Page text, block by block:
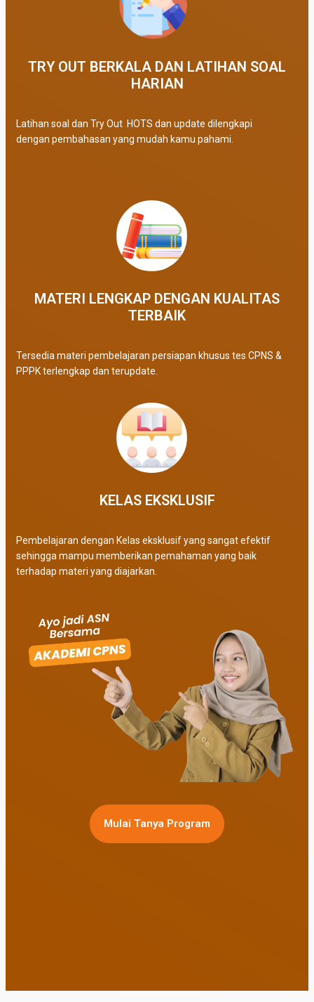
TRY OUT BERKALA DAN LATIHAN SOAL
HARIAN
Latihan soal dan Try Out HOTS dan update dilengkapi
dengan pembahasan yang mudah kamu pahami.
MATERI LENGKAP DENGAN KUALITAS
TERBAIK​
Tersedia materi pembelajaran persiapan khusus tes CPNS &
PPPK terlengkap dan terupdate.
KELAS EKSKLUSIF​
Pembelajaran dengan Kelas eksklusif yang sangat efektif
sehingga mampu memberikan pemahaman yang baik
terhadap materi yang diajarkan.
Mulai Tanya Program